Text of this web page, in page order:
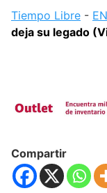
Tiempo Libre -
deja su legado
Compartir